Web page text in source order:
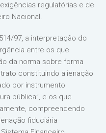
regulatórias e de
Nacional.
97, a interpretação do
entre os que
da norma sobre forma
constituindo alienação
por instrumento
pública”, e os que
compreendendo
fiduciária